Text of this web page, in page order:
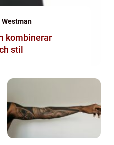
Westman
kombinerar
stil